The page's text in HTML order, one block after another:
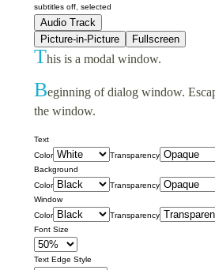
subtitles off , selected
Audio Track
Picture-in-Picture
Fullscreen
This is a modal window.
Beginning of dialog window.
the window.
Text
Color
Transparency
Background
Color
Transparency
Window
Color
Transparency
Font Size
Text Edge Style